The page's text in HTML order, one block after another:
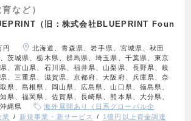
など）
（旧：株式会社BLUEPRINT Foun
円
北海道、青森県、岩手県、宮城県、秋田
茨城県、栃木県、群馬県、埼玉県、千葉県、東京
、富山県、石川県、福井県、山梨県、長野県、岐
、三重県、滋賀県、京都府、大阪府、兵庫県、奈
県、島根県、岡山県、広島県、山口県、徳島県、
県、福岡県、佐賀県、長崎県、熊本県、大分県、
縄県
海外展開あり（日系グローバル企
業 新規事業・新サービス
1億円以上資金調達